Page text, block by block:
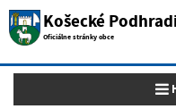
Košecké
Oficiálne stránky obce